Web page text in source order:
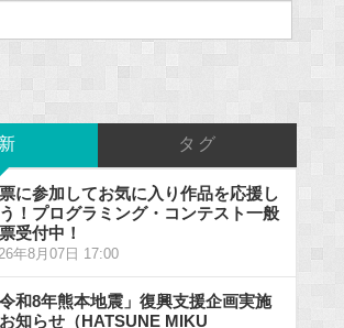
タグ
に参加してお気に入り作品を応援し
！プログラミング・コンテスト一般
受付中！
年8月07日 17:00
令和8年熊本地震」復興支援企画実施
知らせ（HATSUNE MIKU